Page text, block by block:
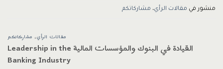
منشور في مقالات الرأي، مشاركاتكم
مقالات الرأي، مشاركاتكم
القيادة في البنوك والمؤسسات المالية Leadership in the
Banking Industry